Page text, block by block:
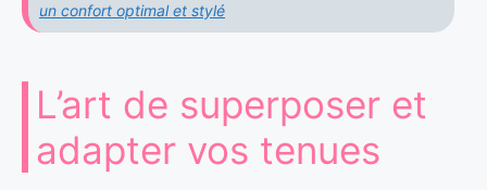
un confort optimal et stylé
L’art de superposer et
adapter vos tenues